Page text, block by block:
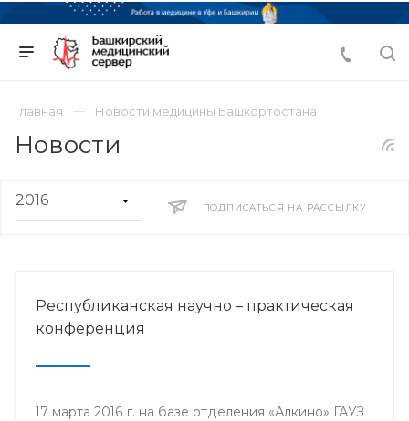
Главная Новости медицины Башкортостана
Новости
ПОДПИСАТЬСЯ НА РАССЫЛКУ
Республиканская научно – практическая
конференция
17 марта 2016 г. на базе отделения «Алкино» ГАУЗ